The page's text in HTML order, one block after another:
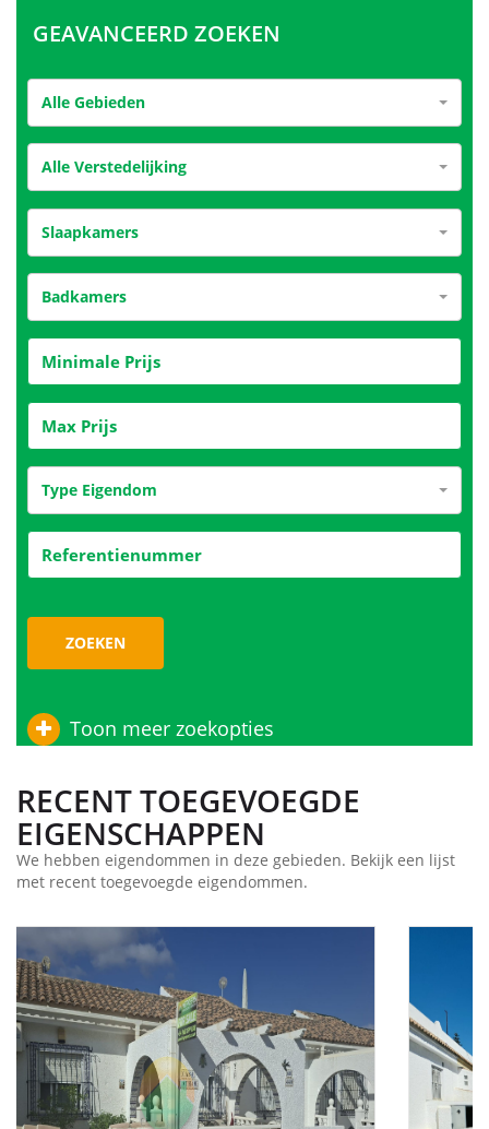
GEAVANCEERD ZOEKEN
Alle Gebieden
Alle Verstedelijking
Slaapkamers
Badkamers
Type Eigendom
ZOEKEN
Toon meer zoekopties
RECENT TOEGEVOEGDE
EIGENSCHAPPEN
We hebben eigendommen in deze gebieden. Bekijk een lijst
met recent toegevoegde eigendommen.